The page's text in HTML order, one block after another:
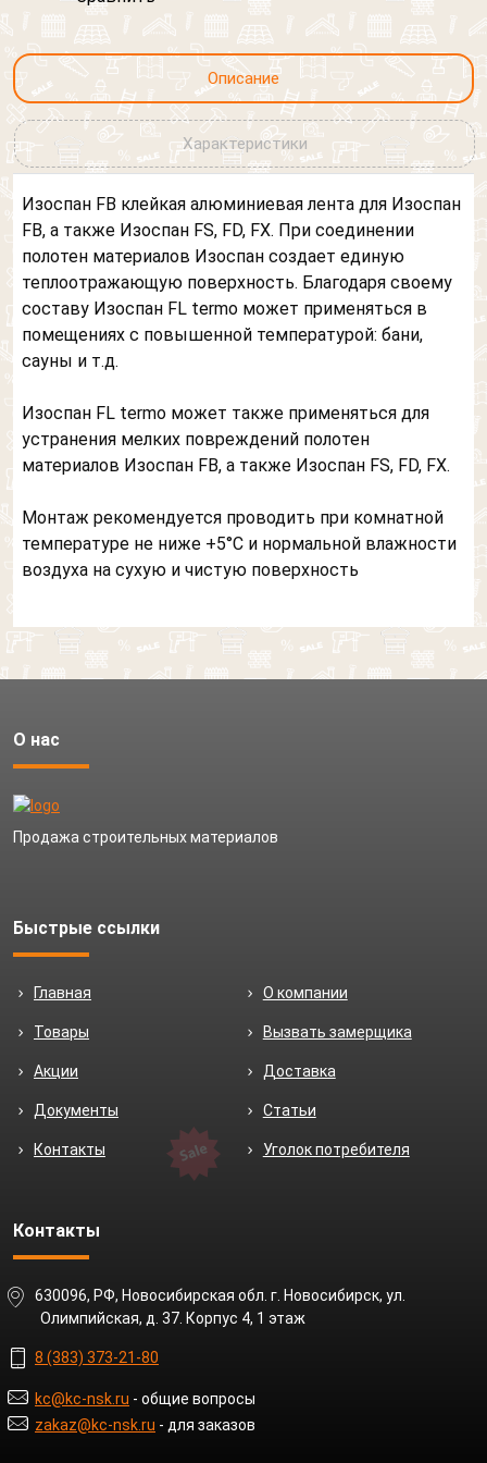
Описание
Характеристики
Изоспан FB клейкая алюминиевая лента для Изоспан
FB, а также Изоспан FS, FD, FX. При соединении
полотен материалов Изоспан создает единую
теплоотражающую поверхность. Благодаря своему
составу Изоспан FL termo может применяться в
помещениях с повышенной температурой: бани,
сауны и т.д.
Изоспан FL termo может также применяться для
устранения мелких повреждений полотен
материалов Изоспан FB, а также Изоспан FS, FD, FX.
Монтаж рекомендуется проводить при комнатной
температуре не ниже +5°С и нормальной влажности
воздуха на сухую и чистую поверхность
Я согласен на обработку персональных данных
О нас
Продажа строительных материалов
Быстрые ссылки
Главная О компании
Товары Вызвать замерщика
Акции Доставка
Документы Статьи
Контакты Уголок потребителя
Контакты
630096, РФ, Новосибирская обл. г. Новосибирск, ул.
Олимпийская, д. 37. Корпус 4, 1 этаж
8 (383) 373-21-80
kc@kc-nsk.ru - общие вопросы
zakaz@kc-nsk.ru - для заказов
Выберите картинку где
изображен "Дом"
Согласен на обработку персональных данных
Выберите картинку где
изображен "Дом"
Кровля
Фасад
Другое